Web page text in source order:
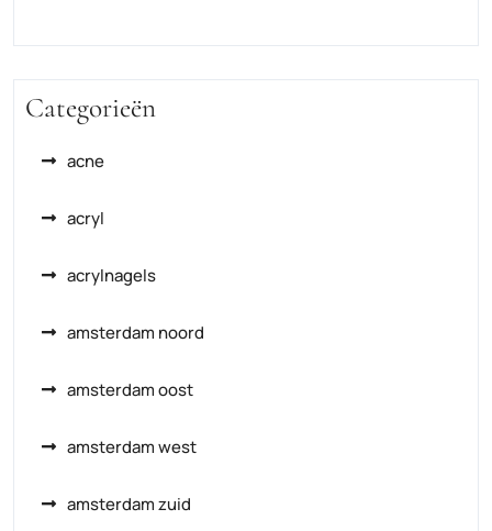
Categorieën
acne
acryl
acrylnagels
amsterdam noord
amsterdam oost
amsterdam west
amsterdam zuid